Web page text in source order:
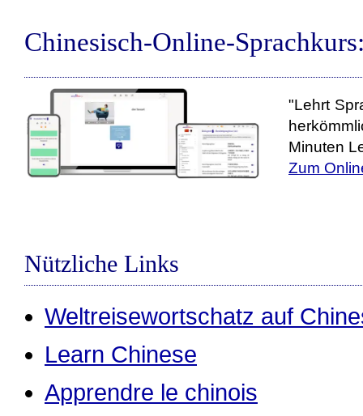
Chinesisch-Online-
"Lehrt
Minuten
Zum
Nützliche Links
Weltreisewortschatz auf
Learn Chinese
Apprendre le chinois